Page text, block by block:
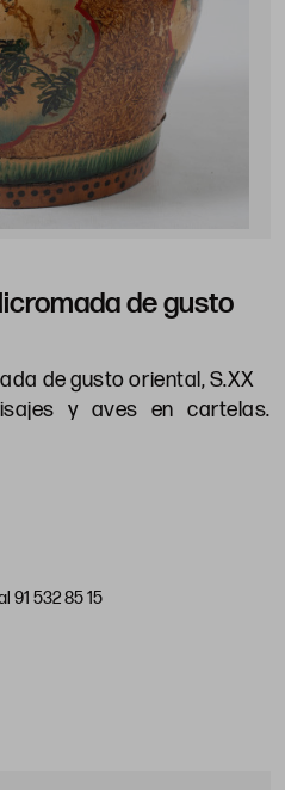
de gusto
de gusto oriental, S.XX
y aves en cartelas.
91 532 85 15